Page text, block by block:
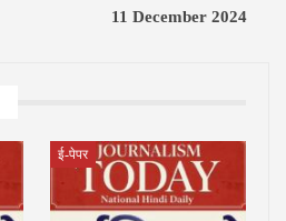
11 December 2024
ई-पेपर